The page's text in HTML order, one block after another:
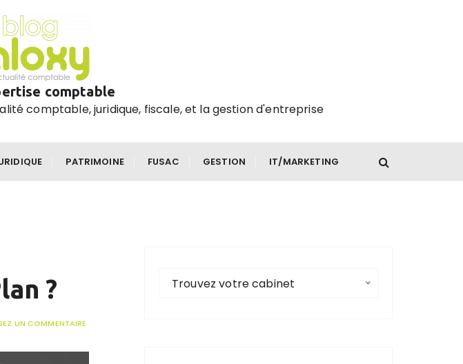
comptable
comptable, juridique, fiscale, et la gestion d'entreprise
PATRIMOINE FUSAC GESTION IT/MARKETING
?
UN COMMENTAIRE
Trouvez votre cabinet